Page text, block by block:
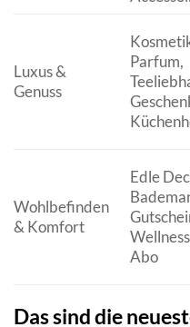
Luxus &
Genuss
Parfum,
Wohlbefinden
& Komfort
Edle
Abo
Das sind die